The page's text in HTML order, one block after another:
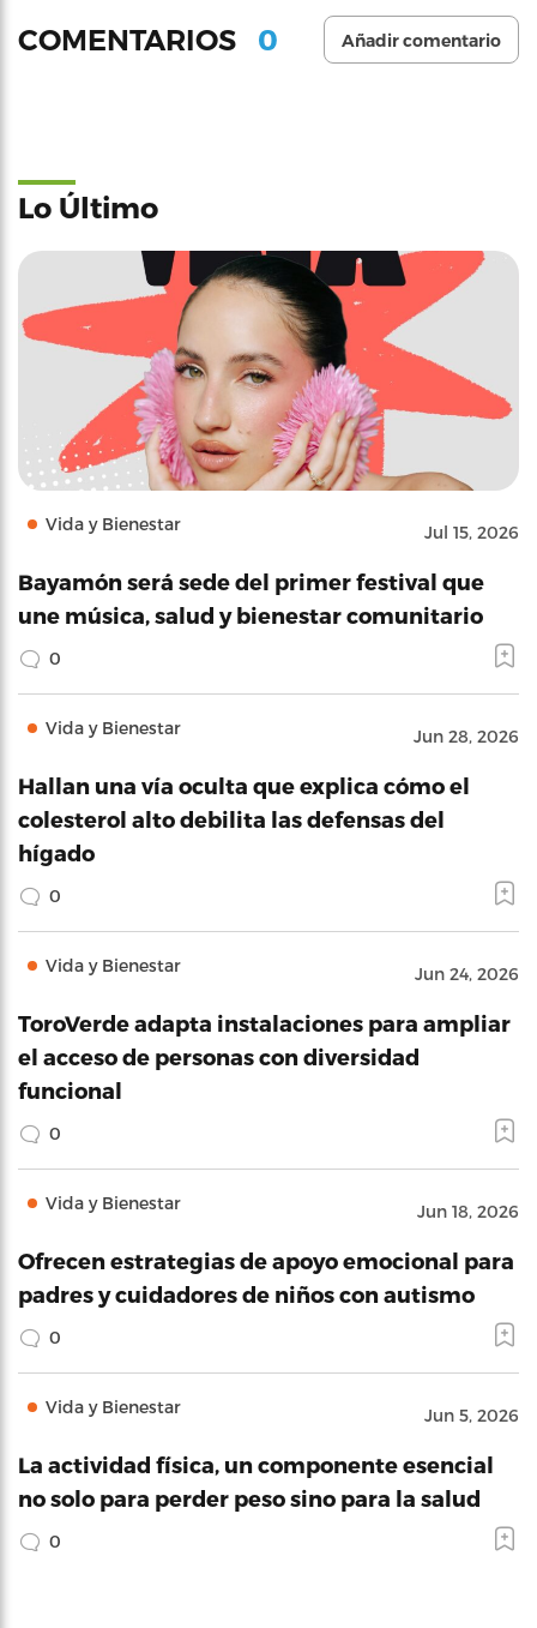
COMENTARIOS 0 Añadir comentario
Lo Último
Vida y Bienestar Jul 15, 2026
Bayamón será sede del primer festival que
une música, salud y bienestar comunitario
0
Vida y Bienestar Jun 28, 2026
Hallan una vía oculta que explica cómo el
colesterol alto debilita las defensas del
hígado
0
Vida y Bienestar Jun 24, 2026
ToroVerde adapta instalaciones para ampliar
el acceso de personas con diversidad
funcional
0
Vida y Bienestar Jun 18, 2026
Ofrecen estrategias de apoyo emocional para
padres y cuidadores de niños con autismo
0
Vida y Bienestar Jun 5, 2026
La actividad física, un componente esencial
no solo para perder peso sino para la salud
0